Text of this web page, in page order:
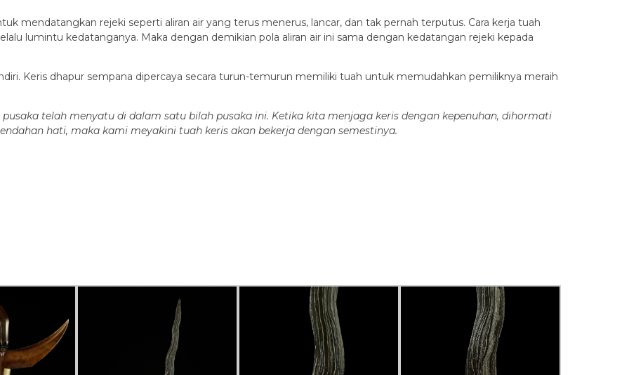
mendatangkan rejeki seperti aliran air yang terus menerus, lancar, dan tak pernah terputus. Cara kerja tuah
lumintu kedatanganya. Maka dengan demikian pola aliran air ini sama dengan kedatangan rejeki kepada
Keris dhapur sempana dipercaya secara turun-temurun memiliki tuah untuk memudahkan pemiliknya meraih
telah menyatu di dalam satu bilah pusaka ini. Ketika kita menjaga keris dengan kepenuhan, dihormati
hati, maka kami meyakini tuah keris akan bekerja dengan semestinya.